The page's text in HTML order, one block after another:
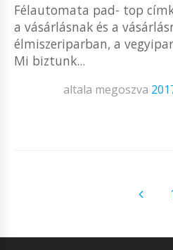
Félautomata pad- top
a vásárlásnak és a
élmiszeriparban, a
Mi biztunk...
altala megoszva